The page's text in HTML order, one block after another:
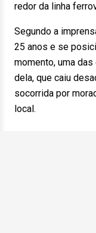
redor da linha
Segundo a
25 anos e se
momento, uma
dela, que caiu
socorrida por
local.